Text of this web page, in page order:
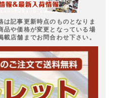
記事更新時点のものとなりま
品や価格が変更となっている場
店舗までお問合わせ下さい。